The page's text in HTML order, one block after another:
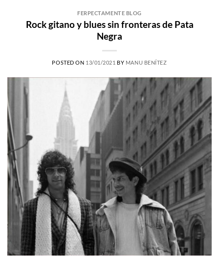
FERPECTAMENTE BLOG
Rock gitano y blues sin fronteras de Pata
Negra
POSTED ON 13/01/2021 BY MANU BENÍTEZ